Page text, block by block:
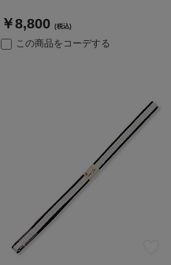
￥8,800 (税込)
この商品をコーデする